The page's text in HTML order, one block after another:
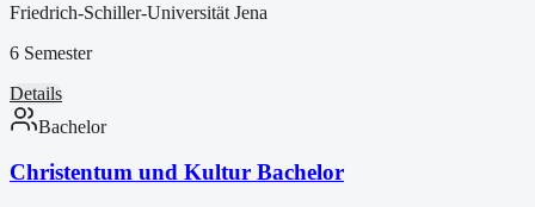
Friedrich-Schiller-Universität Jena
6 Semester
Details
Bachelor
Christentum und Kultur Bachelor